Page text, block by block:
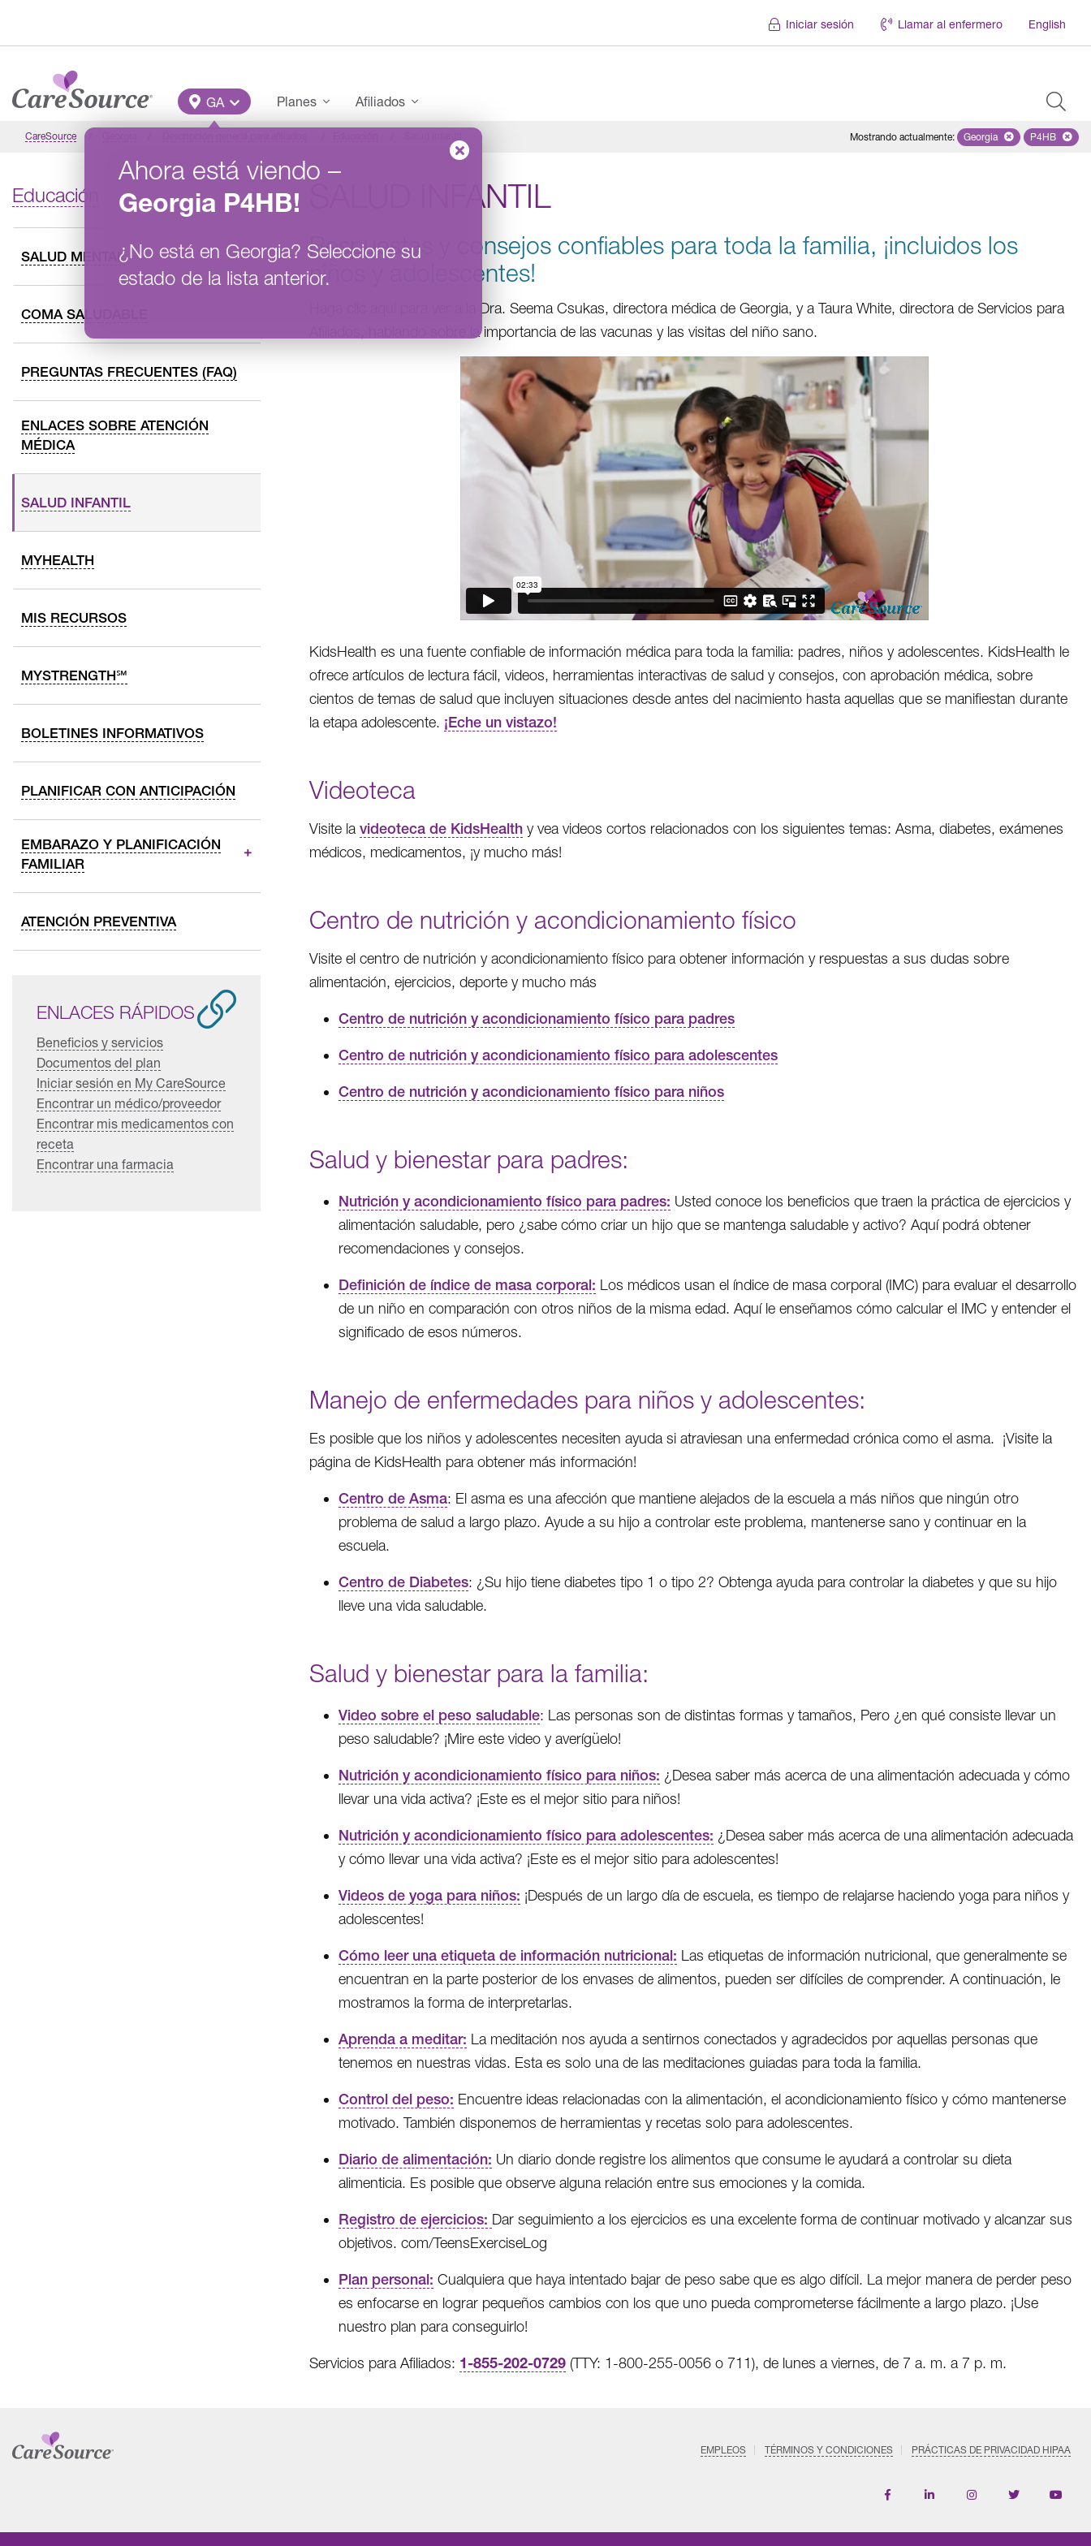
Iniciar sesión Llamar al enfermero English
Main Menu
GA
Ahora está viendo –
Georgia P4HB!
¿No está en Georgia? Seleccione su
estado de la lista anterior.
Planes Afiliados
CareSource Mostrando actualmente: Remove selected state
Georgia Remove
P4HB
Educación
SALUD MENTAL
COMA SALUDABLE
PREGUNTAS FRECUENTES (FAQ)
ENLACES SOBRE ATENCIÓN
MÉDICA
SALUD INFANTIL
MYHEALTH
MIS RECURSOS
MYSTRENGTH℠
BOLETINES INFORMATIVOS
PLANIFICAR CON ANTICIPACIÓN
EMBARAZO Y PLANIFICACIÓN
FAMILIAR
ATENCIÓN PREVENTIVA
ENLACES RÁPIDOS
Beneficios y servicios
Documentos del plan
Iniciar sesión en My CareSource
Encontrar un médico/proveedor
Encontrar mis medicamentos con
receta
Encontrar una farmacia
SALUD INFANTIL
Respuestas y consejos confiables para toda la familia, ¡incluidos los
niños y adolescentes!
Haga clic aquí para ver a la Dra. Seema Csukas, directora médica de Georgia, y a Taura White, directora de Servicios para
Afiliados, hablando sobre la importancia de las vacunas y las visitas del niño sano.
KidsHealth es una fuente confiable de información médica para toda la familia: padres, niños y adolescentes. KidsHealth le
ofrece artículos de lectura fácil, videos, herramientas interactivas de salud y consejos, con aprobación médica, sobre
cientos de temas de salud que incluyen situaciones desde antes del nacimiento hasta aquellas que se manifiestan durante
la etapa adolescente. ¡Eche un vistazo!
Videoteca
Visite la videoteca de KidsHealth y vea videos cortos relacionados con los siguientes temas: Asma, diabetes, exámenes
médicos, medicamentos, ¡y mucho más!
Centro de nutrición y acondicionamiento físico
Visite el centro de nutrición y acondicionamiento físico para obtener información y respuestas a sus dudas sobre
alimentación, ejercicios, deporte y mucho más
Centro de nutrición y acondicionamiento físico para padres
Centro de nutrición y acondicionamiento físico para adolescentes
Centro de nutrición y acondicionamiento físico para niños
Salud y bienestar para padres:
Nutrición y acondicionamiento físico para padres: Usted conoce los beneficios que traen la práctica de ejercicios y
alimentación saludable, pero ¿sabe cómo criar un hijo que se mantenga saludable y activo? Aquí podrá obtener
recomendaciones y consejos.
Definición de índice de masa corporal: Los médicos usan el índice de masa corporal (IMC) para evaluar el desarrollo
de un niño en comparación con otros niños de la misma edad. Aquí le enseñamos cómo calcular el IMC y entender el
significado de esos números.
Manejo de enfermedades para niños y adolescentes:
Es posible que los niños y adolescentes necesiten ayuda si atraviesan una enfermedad crónica como el asma. ¡Visite la
página de KidsHealth para obtener más información!
Centro de Asma: El asma es una afección que mantiene alejados de la escuela a más niños que ningún otro
problema de salud a largo plazo. Ayude a su hijo a controlar este problema, mantenerse sano y continuar en la
escuela.
Centro de Diabetes: ¿Su hijo tiene diabetes tipo 1 o tipo 2? Obtenga ayuda para controlar la diabetes y que su hijo
lleve una vida saludable.
Salud y bienestar para la familia:
Video sobre el peso saludable: Las personas son de distintas formas y tamaños, Pero ¿en qué consiste llevar un
peso saludable? ¡Mire este video y averígüelo!
Nutrición y acondicionamiento físico para niños: ¿Desea saber más acerca de una alimentación adecuada y cómo
llevar una vida activa? ¡Este es el mejor sitio para niños!
Nutrición y acondicionamiento físico para adolescentes: ¿Desea saber más acerca de una alimentación adecuada
y cómo llevar una vida activa? ¡Este es el mejor sitio para adolescentes!
Videos de yoga para niños: ¡Después de un largo día de escuela, es tiempo de relajarse haciendo yoga para niños y
adolescentes!
Cómo leer una etiqueta de información nutricional: Las etiquetas de información nutricional, que generalmente se
encuentran en la parte posterior de los envases de alimentos, pueden ser difíciles de comprender. A continuación, le
mostramos la forma de interpretarlas.
Aprenda a meditar: La meditación nos ayuda a sentirnos conectados y agradecidos por aquellas personas que
tenemos en nuestras vidas. Esta es solo una de las meditaciones guiadas para toda la familia.
Control del peso: Encuentre ideas relacionadas con la alimentación, el acondicionamiento físico y cómo mantenerse
motivado. También disponemos de herramientas y recetas solo para adolescentes.
Diario de alimentación: Un diario donde registre los alimentos que consume le ayudará a controlar su dieta
alimenticia. Es posible que observe alguna relación entre sus emociones y la comida.
Registro de ejercicios: Dar seguimiento a los ejercicios es una excelente forma de continuar motivado y alcanzar sus
objetivos. com/TeensExerciseLog
Plan personal: Cualquiera que haya intentado bajar de peso sabe que es algo difícil. La mejor manera de perder peso
es enfocarse en lograr pequeños cambios con los que uno pueda comprometerse fácilmente a largo plazo. ¡Use
nuestro plan para conseguirlo!
Servicios para Afiliados: 1-855-202-0729 (TTY: 1-800-255-0056 o 711), de lunes a viernes, de 7 a. m. a 7 p. m.
EMPLEOS TÉRMINOS Y CONDICIONES PRÁCTICAS DE PRIVACIDAD HIPAA
Find
Follow
Follow
Follow